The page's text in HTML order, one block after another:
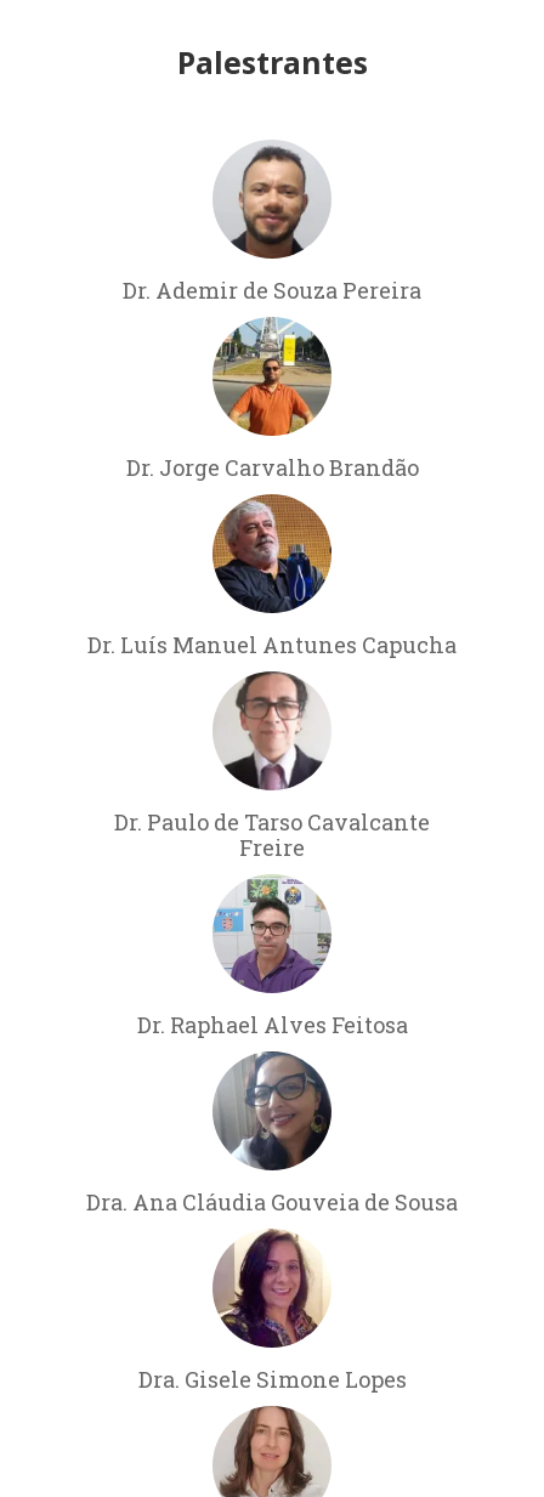
Palestrantes
Dr. Ademir de Souza Pereira
Dr. Jorge Carvalho Brandão
Dr. Luís Manuel Antunes Capucha
Dr. Paulo de Tarso Cavalcante
Freire
Dr. Raphael Alves Feitosa
Dra. Ana Cláudia Gouveia de Sousa
Dra. Gisele Simone Lopes